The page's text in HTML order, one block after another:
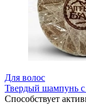
Для волос
Твердый шампунь
Способствует